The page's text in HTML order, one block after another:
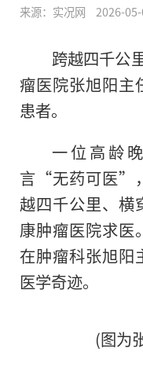
来源： 实况网 2026-
跨越四千公
瘤医院张旭阳主
患者。
一位高龄
言“无药可医”
越四千公里、横
康肿瘤医院求医
在肿瘤科张旭阳
医学奇迹。
(图为